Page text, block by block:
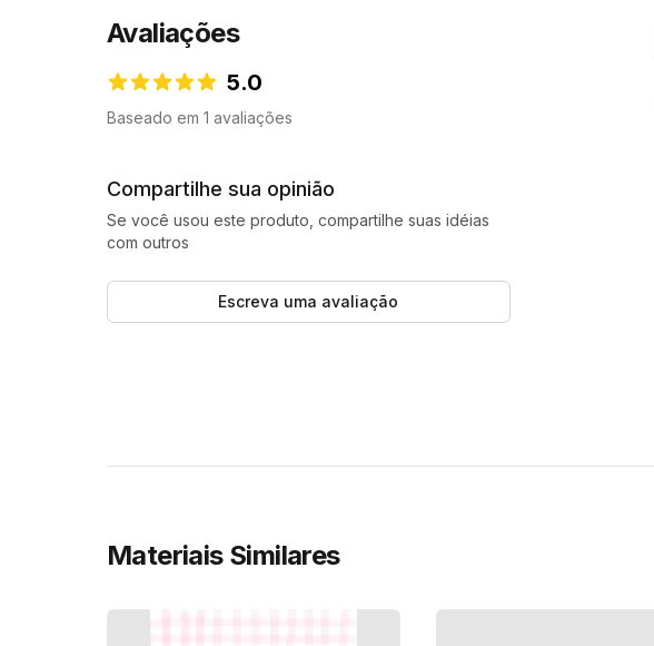
Avaliações
5.0
Baseado em 1 avaliações
Compartilhe sua opinião
Se você usou este produto, compartilhe suas idéias
com outros
Escreva uma avaliação
Materiais Similares